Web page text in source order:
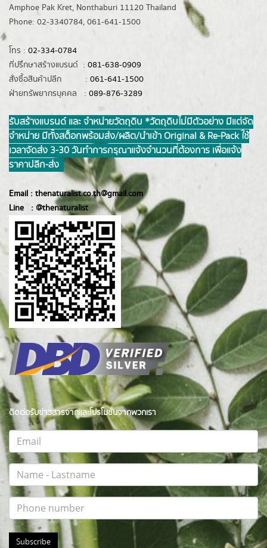
Amphoe Pak Kret, Nonthaburi 11120 Thailand
Phone: 02-3340784, 061-641-1500
โทร : 02-334-0784
ที่ปรึกษาสร้างแบรนด์ : 081-638-0909
สั่งซื้อสินค้าปลีก : 061-641-1500
ฝ่ายทรัพยากรบุคคล : 089-876-3289
รับสร้างแบรนด์ และ จำหน่ายวัตถุดิบ *วัตถุดิบไม่มีตัวอย่าง มีแต่จัด
จำหน่าย มีทั้งสต็อกพร้อมส่ง/ผลิต/นำเข้า Original & Re-Pack ใช้
เวลาจัดส่ง 3-30 วันทำการ กรุณาแจ้งจำนวนที่ต้องการ เพื่อแจ้ง
ราคาปลีก-ส่ง
Email : thenaturalist.co.th@gmail.com
Line : @thenaturalist
ติดต่อรับข่าวสารจากและโปรโมชั่นจากพวกเรา
Subscribe